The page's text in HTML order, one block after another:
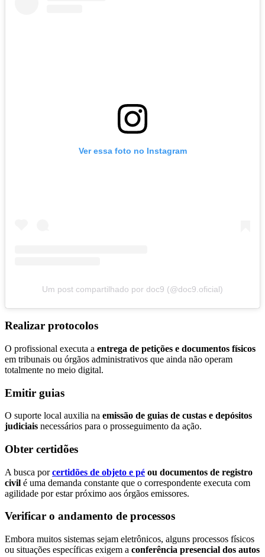
Ver essa foto no Instagram
Um post compartilhado por doc9 (@doc9.oficial)
Realizar protocolos
O profissional executa a entrega de petições e documentos físicos
em tribunais ou órgãos administrativos que ainda não operam
totalmente no meio digital.
Emitir guias
O suporte local auxilia na emissão de guias de custas e depósitos
judiciais necessários para o prosseguimento da ação.
Obter certidões
A busca porcertidões de objeto e pé ou documentos de registro
civil é uma demanda constante que o correspondente executa com
agilidade por estar próximo aos órgãos emissores.
Verificar o andamento de processos
Embora muitos sistemas sejam eletrônicos, alguns processos físicos
ou situações específicas exigem a conferência presencial dos autos